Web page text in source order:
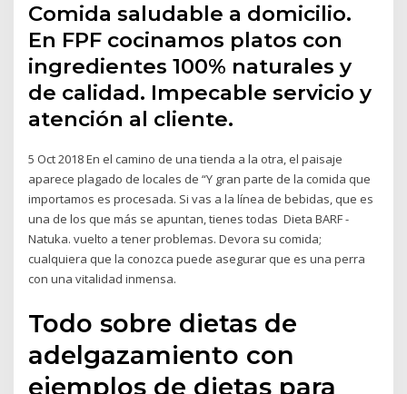
Comida saludable a domicilio.
En FPF cocinamos platos con
ingredientes 100% naturales y
de calidad. Impecable servicio y
atención al cliente.
5 Oct 2018 En el camino de una tienda a la otra, el paisaje
aparece plagado de locales de “Y gran parte de la comida que
importamos es procesada. Si vas a la línea de bebidas, que es
una de los que más se apuntan, tienes todas Dieta BARF -
Natuka. vuelto a tener problemas. Devora su comida;
cualquiera que la conozca puede asegurar que es una perra
con una vitalidad inmensa.
Todo sobre dietas de
adelgazamiento con
ejemplos de dietas para